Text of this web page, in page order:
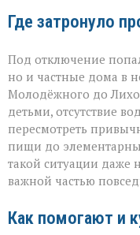
Где затронуло
Под отключение
но и частные дома в
Молодёжного до
детьми, отсутствие
пересмотреть
пищи до
такой ситуации даже
важной частью
Как помогают и